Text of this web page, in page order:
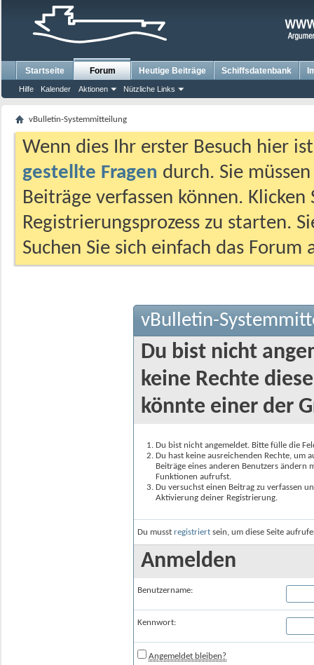
Startseite Forum
Hilfe Kalender Aktionen Nützliche Links
Heutige Beiträge Schiffsdatenbank
vBulletin-Systemmitteilung
Wenn dies Ihr erster Besuch hier
gestellte Fragen durch. Sie
Beiträge verfassen können.
Registrierungsprozess zu starten.
Suchen Sie sich einfach das
vBulletin-
Du bist nicht
keine Rechte
könnte einer der
Du bist nicht angemeldet. Bitte fülle die
Du hast keine ausreichenden Rechte, um
Beiträge eines anderen Benutzers
Funktionen aufrufst.
Du versuchst einen Beitrag zu verfassen
Aktivierung deiner Registrierung.
Du musst registriert sein, um diese Seite
Anmelden
Benutzername:
Kennwort:
Angemeldet bleiben?